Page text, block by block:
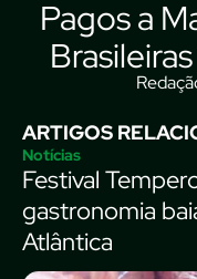
Pagos a
ARTIGOS
Notícias
Festival
gastronomia
Atlântica